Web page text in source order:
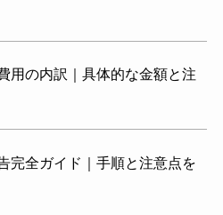
用の内訳｜具体的な金額と注
完全ガイド｜手順と注意点を